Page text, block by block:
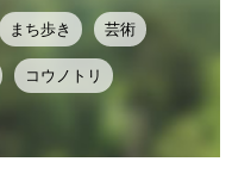
まち歩き 芸術
コウノトリ